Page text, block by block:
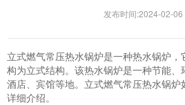
发布时间:2024-02-06
立式燃气常压热水锅炉是一种热水锅炉
构为立式结构。该热水锅炉是一种节能、
酒店、宾馆等地。立式燃气常压热水锅
详细介绍。